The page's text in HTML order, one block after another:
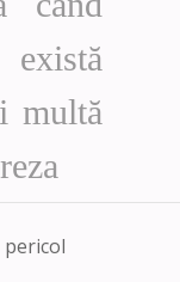
multă
pericol